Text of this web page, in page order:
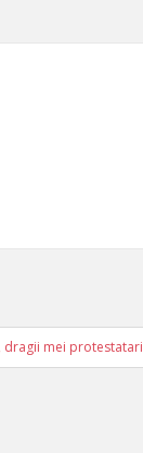
dragii mei protestatari